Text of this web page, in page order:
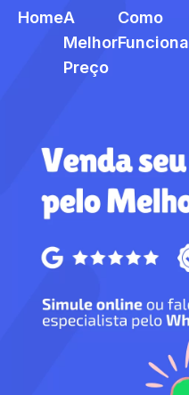
HomeA
Melhor
Preço
Como
Funciona